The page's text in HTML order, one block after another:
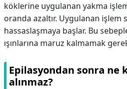
köklerine uygulanan yakma
oranda azaltır. Uygulanan işlem
hassaslaşmaya başlar. Bu
ışınlarına maruz kalmamak
Epilasyondan sonra ne
alınmaz?